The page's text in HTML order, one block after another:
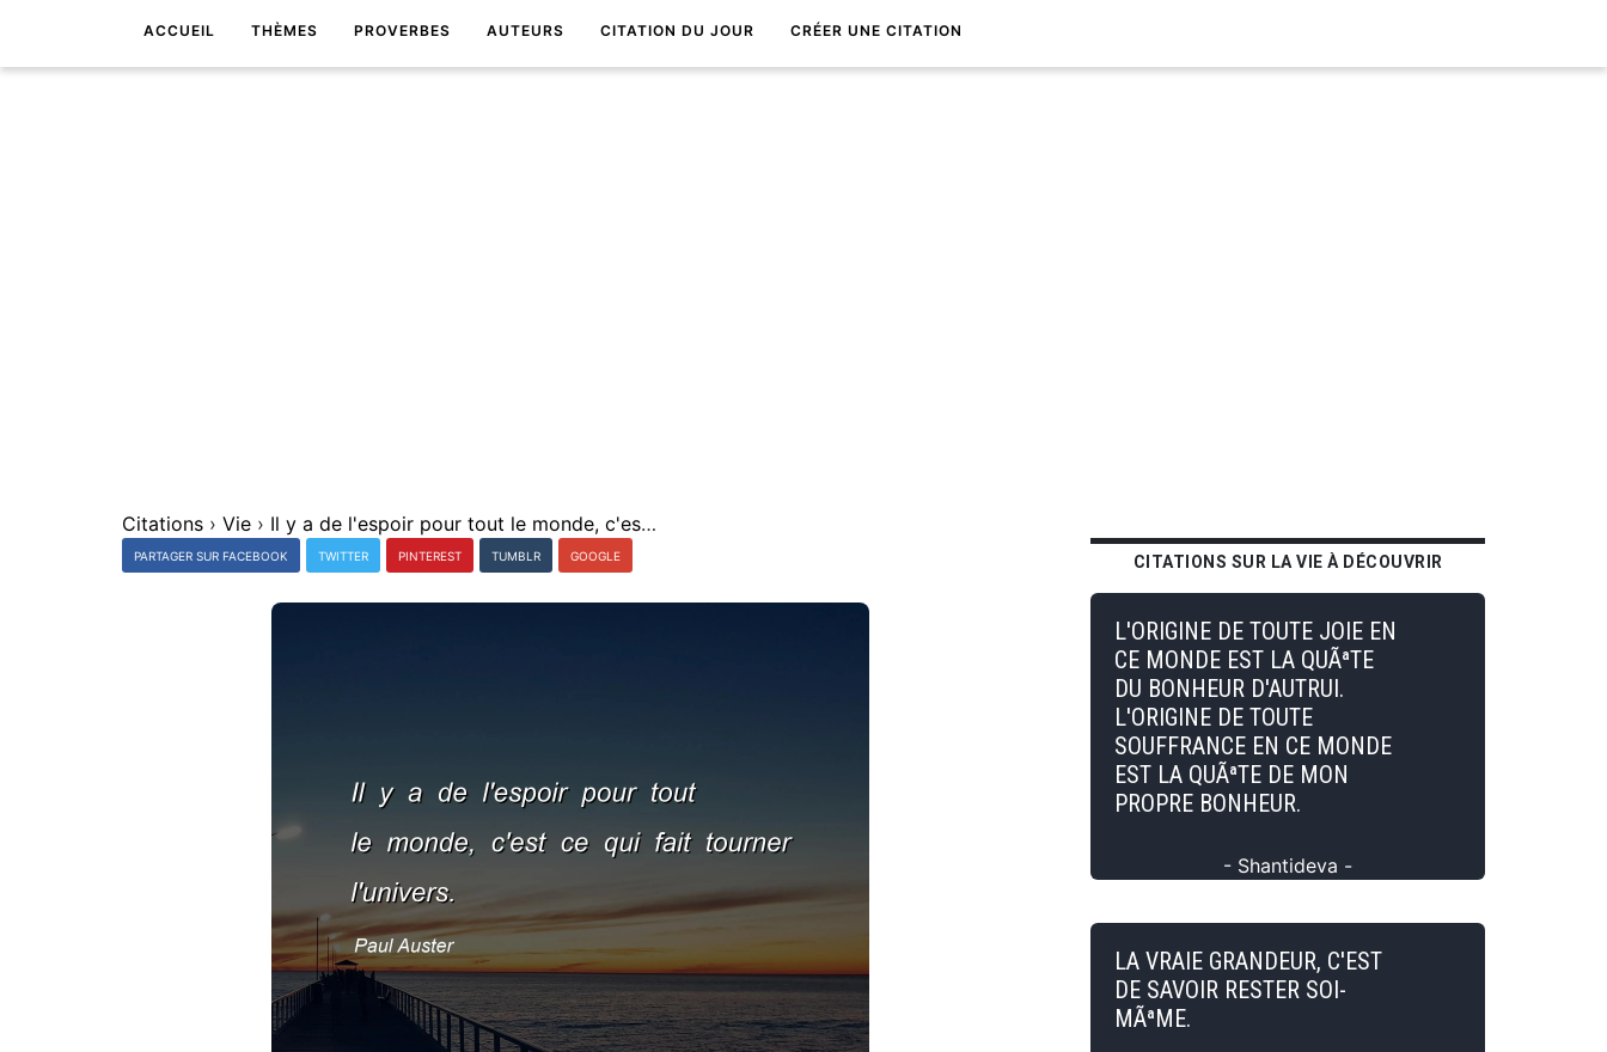
ACCUEIL THÈMES PROVERBES AUTEURS CITATION DU JOUR CRÉER UNE CITATION
Citations › Vie › Il y a de l'espoir pour tout le monde, c'est ce qui fait tourner l'univers.
PARTAGER SUR FACEBOOK TWITTER PINTEREST TUMBLR GOOGLE CITATIONS SUR LA VIE À DÉCOUVRIR
L'ORIGINE DE TOUTE JOIE EN
CE MONDE EST LA QUÃªTE
DU BONHEUR D'AUTRUI.
L'ORIGINE DE TOUTE
SOUFFRANCE EN CE MONDE
EST LA QUÃªTE DE MON
PROPRE BONHEUR.
- Shantideva -
LA VRAIE GRANDEUR, C'EST
DE SAVOIR RESTER SOI-
MÃªME.